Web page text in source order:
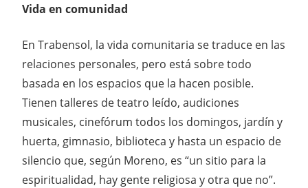
Vida en comunidad
En Trabensol, la vida comunitaria se traduce en las
relaciones personales, pero está sobre todo
basada en los espacios que la hacen posible.
Tienen talleres de teatro leído, audiciones
musicales, cinefórum todos los domingos, jardín y
huerta, gimnasio, biblioteca y hasta un espacio de
silencio que, según Moreno, es “un sitio para la
espiritualidad, hay gente religiosa y otra que no”.